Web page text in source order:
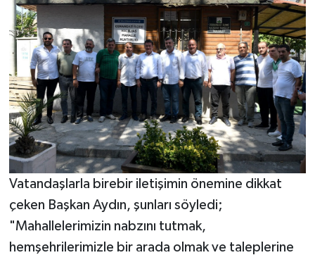
Vatandaşlarla birebir iletişimin önemine dikkat
çeken Başkan Aydın, şunları söyledi;
"Mahallelerimizin nabzını tutmak,
hemşehrilerimizle bir arada olmak ve taleplerine